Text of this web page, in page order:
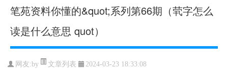
笔苑资料你懂的&quot;系列第66期（茕字怎么
读是什么意思 quot）
网友:by 文章列表 2024-03-23 18:33:08